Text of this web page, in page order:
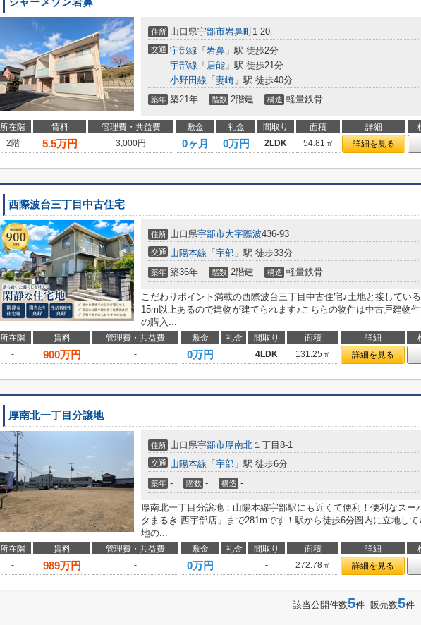
住所 山口県宇部市岩鼻町1-20
交通 宇部線 「 岩鼻 」駅 徒歩2分
宇部線 「 居能 」駅 徒歩21分
小野田線 「 妻崎 」駅 徒歩40分
築年 築21年 階数 2階建 構造 軽量鉄骨
所在階 賃料 管理費・共益費 敷金 礼金 間取り 面積 詳細
2階
5.5万円 3,000円 0ヶ月 0万円 2LDK 54.81㎡ 詳細を見る
西際波台三丁目中古住宅
住所 山口県宇部市大字際波436-93
交通 山陽本線 「 宇部 」駅 徒歩33分
築年 築36年 階数 2階建 構造 軽量鉄骨
こだわりポイント満載の西際波台三丁目中古住宅♪土地と接してい
15m以上あるので建物が建てられます♪こちらの物件は中古戸建物
の購入...
所在階 賃料 管理費・共益費 敷金 礼金 間取り 面積 詳細
-
900万円 - 0万円 4LDK 131.25㎡ 詳細を見る
厚南北一丁目分譲地
住所 山口県宇部市厚南北 １丁目8-1
交通 山陽本線 「 宇部 」駅 徒歩6分
築年 - 階数 - 構造 -
厚南北一丁目分譲地：山陽本線宇部駅にも近くて便利！便利なスー
タまるき 西宇部店」まで281mです！駅から徒歩6分圏内に立地し
地の...
所在階 賃料 管理費・共益費 敷金 礼金 間取り 面積 詳細
-
989万円 - 0万円 - 272.78㎡ 詳細を見る
該当公開件数5件 販売数5件